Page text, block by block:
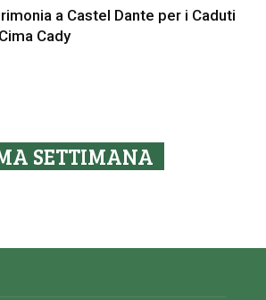
a Castel Dante per i Caduti
Cady
SETTIMANA